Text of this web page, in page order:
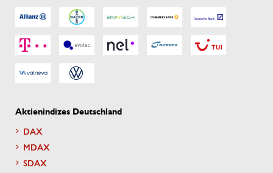
Aktienindizes Deutschland
DAX
MDAX
SDAX